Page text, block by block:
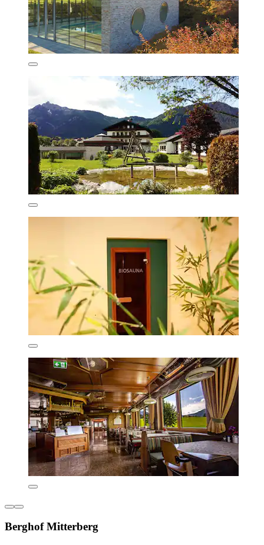
Berghof Mitterberg